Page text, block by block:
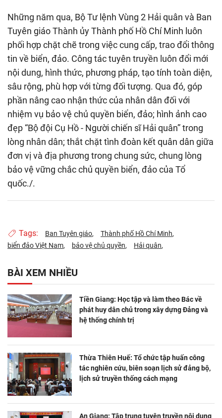
Những năm qua, Bộ Tư lệnh Vùng 2 Hải quân và Ban
Tuyên giáo Thành ủy Thành phố Hồ Chí Minh luôn
phối hợp chặt chẽ trong việc cung cấp, trao đổi thông
tin về biển, đảo. Công tác tuyên truyền luôn đổi mới
nội dung, hình thức, phương pháp, tạo tính toàn diện,
sâu rộng, phù hợp với từng đối tượng. Qua đó, góp
phần nâng cao nhận thức của nhân dân đối với
nhiệm vụ bảo vệ chủ quyền biển, đảo; hình ảnh cao
đẹp “Bộ đội Cụ Hồ - Người chiến sĩ Hải quân” trong
lòng nhân dân; thắt chặt tình đoàn kết quân dân giữa
đơn vị và địa phương trong chung sức, chung lòng
bảo vệ vững chắc chủ quyền biển, đảo của Tổ
quốc./.
Tags: Ban Tuyên giáo
Thành phố Hồ Chí Minh
biển đảo Việt Nam
bảo vệ chủ quyền Hải quân
BÀI XEM NHIỀU
Tiền Giang: Học tập và làm theo Bác về
phát huy dân chủ trong xây dựng Đảng và
hệ thống chính trị
Thừa Thiên Huế: Tổ chức tập huấn công
tác nghiên cứu, biên soạn lịch sử đảng bộ,
lịch sử truyền thống cách mạng
An Giang: Tập trung tuyên truyền nội dung